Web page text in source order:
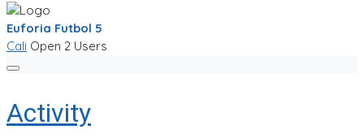
Euforia Futbol 5
Cali Open 2 Users
Activity